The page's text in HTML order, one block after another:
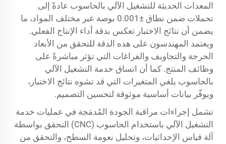
المعدات الحديثة للتشغيل الآلي بالحاسوب عادةً إلى
تحملات ضمن نطاق ±0.001 بوصة عبر مختلف المواد، ما
يضمن أن نتائج الاختبار تعكس بدقة أداء الإنتاج الفعلي.
ويعتمد المهندسون على هذه الدقة للتحقق من الأبعاد
الحرجة والتجاويف والفراغات التي تؤثر مباشرةً على
وظائف المنتج. كما أن اتساق خدمة التشغيل الآلي
بالحاسوب يلغي المتغيرات التي قد تشوه نتائج الاختبار،
ويوفّر بيانات أساسية موثوقة لتحسين التصميم.
تشمل إجراءات مراقبة الجودة المُدمَجة في عمليات خدمة
التشغيل الآلي باستخدام الحاسوب (CNC) التحقق بواسطة
آلة قياس الإحداثيات، وتحليل نعومة السطح، والتحقق من